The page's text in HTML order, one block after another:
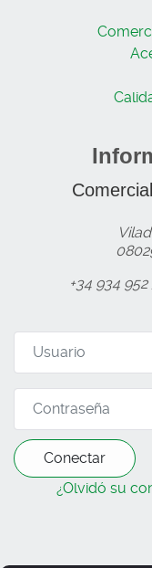
+34 934
Conectar
¿Olvidó su